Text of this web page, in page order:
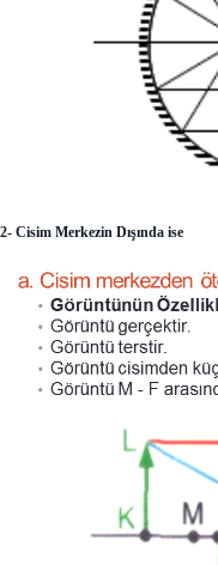
2- Cisim Merkezin Dışında ise